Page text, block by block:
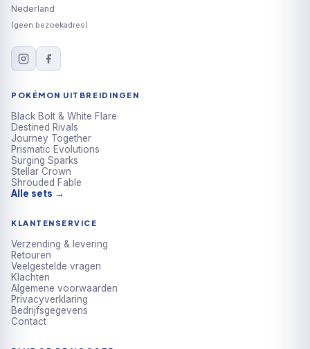
Nederland
(geen bezoekadres)
POKÉMON UITBREIDINGEN
Black Bolt & White Flare
Destined Rivals
Journey Together
Prismatic Evolutions
Surging Sparks
Stellar Crown
Shrouded Fable
Alle sets →
KLANTENSERVICE
Verzending & levering
Retouren
Veelgestelde vragen
Klachten
Algemene voorwaarden
Privacyverklaring
Bedrijfsgegevens
Contact